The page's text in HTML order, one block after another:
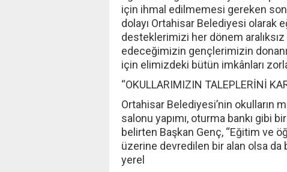
için ihmal edilmemesi gereken
dolayı Ortahisar Belediyesi olarak
desteklerimizi her dönem
edeceğimizin gençlerimizin
için elimizdeki bütün imkânları
“OKULLARIMIZIN TALEPLERİNİ
Ortahisar Belediyesi’nin okulların
salonu yapımı, oturma bankı gibi
belirten Başkan Genç, “Eğitim ve
üzerine devredilen bir alan olsa
yerel